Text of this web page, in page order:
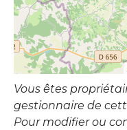
Vous êtes
gestionnaire de
Pour modifier ou